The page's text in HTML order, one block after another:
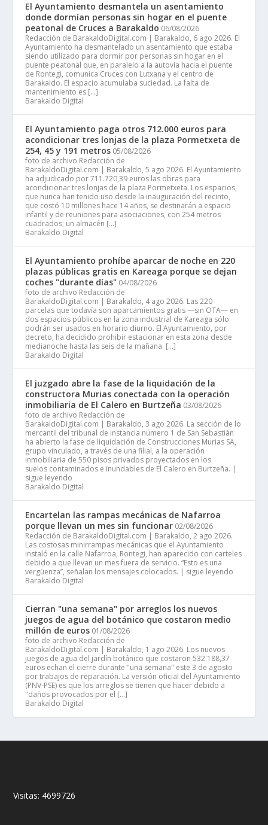
El Ayuntamiento desmantela un asentamiento
donde dormían personas sin hogar en el puente
peatonal de Cruces a Barakaldo 06/08/2026
Redacción de BarakaldoDigital.com | Barakaldo, 6 ago 2026. El
Ayuntamiento ha desmantelado un asentamiento que estaba
siendo utilizado para dormir por personas sin hogar en el
puente peatonal que, en paralelo a la autovía hacia el puente
de Rontegi, comunica Cruces con Lutxana y el centro de
Barakaldo. El espacio acumulaba suciedad. La falta de
mantenimiento es […]
Barakaldo Digital
El Ayuntamiento paga otros 712.000 euros para
acondicionar tres lonjas de la plaza Pormetxeta de
254, 45 y 191 metros 05/08/2026
foto de archivo Redacción de
BarakaldoDigital.com | Barakaldo, 5 ago 2026. El Ayuntamiento
ha adjudicado por 711.720,39 euros las obras para
acondicionar tres lonjas de la plaza Pormetxeta. Los espacios,
que nunca han tenido uso desde la inauguración del recinto,
que costó 10 millones hace 14 años, se destinarán a espacio
infantil y de reuniones para asociaciones, con 254 metros
cuadrados; un almacén […]
Barakaldo Digital
El Ayuntamiento prohíbe aparcar de noche en 220
plazas públicas gratis en Kareaga porque se dejan
coches "durante días" 04/08/2026
foto de archivo Redacción de
BarakaldoDigital.com | Barakaldo, 4 ago 2026. Las 220
parcelas que todavía son aparcamientos gratis —sin OTA— en
dos espacios públicos en la zona industrial de Kareaga sólo
podrán ser usados en horario diurno. El Ayuntamiento, por
decreto, ha decidido prohibir estacionar en esta zona desde
medianoche hasta las seis de la mañana. […]
Barakaldo Digital
El juzgado abre la fase de la liquidación de la
constructora Murias conectada con la operación
inmobiliaria de El Calero en Burtzeña 03/08/2026
foto de archivo Redacción de
BarakaldoDigital.com | Barakaldo, 3 ago 2026. La sección de lo
mercantil del tribunal de instancia número 1 de San Sebastián
ha abierto la fase de liquidación de Construcciones Murias SA,
grupo vinculado, a través de una filial, a la operación
inmobiliaria de 550 pisos privados proyectados en los
suelos contaminados e inundables de El Calero en Burtzeña. |
sigue leyendo
Barakaldo Digital
Encartelan las rampas mecánicas de Nafarroa
porque llevan un mes sin funcionar 02/08/2026
Redacción de BarakaldoDigital.com | Barakaldo, 2 ago 2026.
Las costosas minirrampas mecánicas que el Ayuntamiento
instaló en la calle Nafarroa, Rontegi, han aparecido con carteles
debido a que llevan un mes fuera de servicio. “Esto es una
vergüenza”, señalan los mensajes colocados. | sigue leyendo
Barakaldo Digital
Cierran "una semana" por arreglos los nuevos
juegos de agua del botánico que costaron medio
millón de euros 01/08/2026
foto de archivo Redacción de
BarakaldoDigital.com | Barakaldo, 1 ago 2026. Los nuevos
juegos de agua del jardín botánico que costaron 532.188,37
euros echan el cierre durante "una semana" este 3 de agosto
por trabajos de reparación. La versión oficial del Ayuntamiento
(PNV-PSE) es que los arreglos se tienen que hacer debido a
"daños provocados por el […]
Barakaldo Digital
Visitas: 4699726